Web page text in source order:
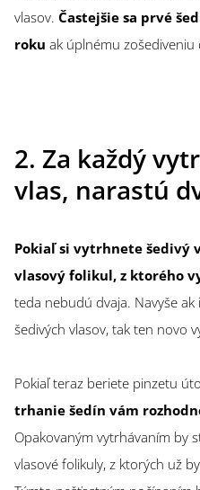
vlasov. Častejšie sa prvé
roku ak úplnému
2. Za každý
vlas, narastú
Pokiaľ si vytrhnete šedivý
vlasový folikul, z ktorého
teda nebudú dvaja. Navyše
šedivých vlasov, tak ten novo
Pokiaľ teraz beriete pinzetu
trhanie šedín vám
Opakovaným vytrhávaním by
vlasové folikuly, z ktorých už